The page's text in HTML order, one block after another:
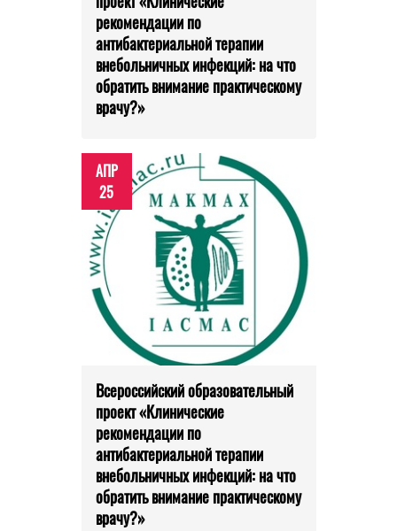
рекомендации по
антибактериальной терапии
внебольничных инфекций: на что
обратить внимание практическому
врачу?»
АПР
25
Всероссийский образовательный
проект «Клинические
рекомендации по
антибактериальной терапии
внебольничных инфекций: на что
обратить внимание практическому
врачу?»